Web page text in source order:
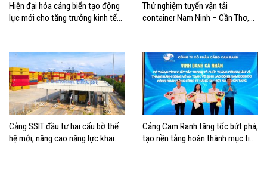
Hiện đại hóa cảng biển tạo động
lực mới cho tăng trưởng kinh tế
Thử nghiệm tuyến vận tải
container Nam Ninh – Cần Thơ,
Cảng SSIT đầu tư hai cẩu bờ thế
hệ mới, nâng cao năng lực khai
Cảng Cam Ranh tăng tốc bứt phá,
tạo nền tảng hoàn thành mục tiêu